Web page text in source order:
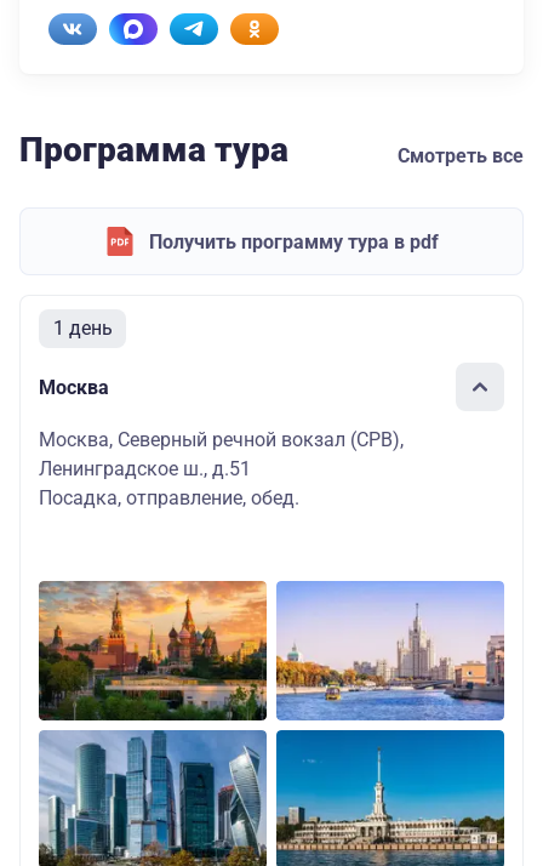
Программа тура Смотреть все
Получить программу тура в pdf
1 день
Москва
Москва, Северный речной вокзал (СРВ),
Ленинградское ш., д.51
Посадка, отправление, обед.